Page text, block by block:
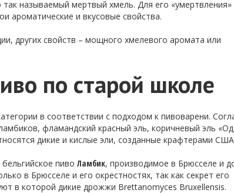
называемый мертвый хмель. Для его «умертвления»
ароматические и вкусовые свойства.
других свойств – мощного хмелевого аромата или
по старой школе
в соответствии с подходом к пивоварени.
фламандский красный эль, коричневый эль
дикие и кислые эли, созданные крафтерами
пивоЛамбик, производимое в Брюсселе и
в Брюсселе и его окрестностях, так как секрет его
в которой дикие дрожжи Brettanomyces Bruxellensis.